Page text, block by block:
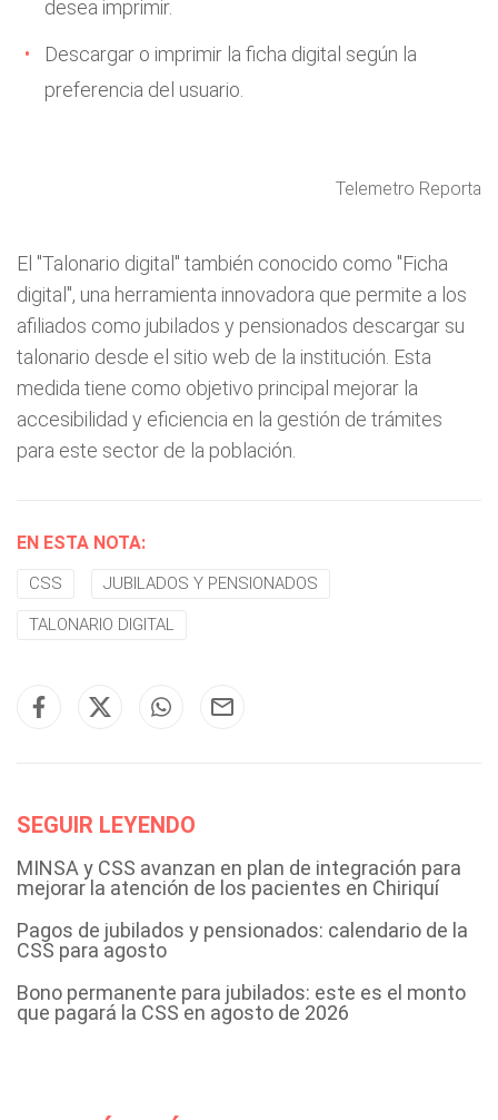
desea imprimir.
Descargar o imprimir la ficha digital según la
preferencia del usuario.
Telemetro Reporta
El "Talonario digital" también conocido como "Ficha
digital", una herramienta innovadora que permite a los
afiliados como jubilados y pensionados descargar su
talonario desde el sitio web de la institución. Esta
medida tiene como objetivo principal mejorar la
accesibilidad y eficiencia en la gestión de trámites
para este sector de la población.
EN ESTA NOTA:
CSS JUBILADOS Y PENSIONADOS
TALONARIO DIGITAL
SEGUIR LEYENDO
MINSA y CSS avanzan en plan de integración para
mejorar la atención de los pacientes en Chiriquí
Pagos de jubilados y pensionados: calendario de la
CSS para agosto
Bono permanente para jubilados: este es el monto
que pagará la CSS en agosto de 2026